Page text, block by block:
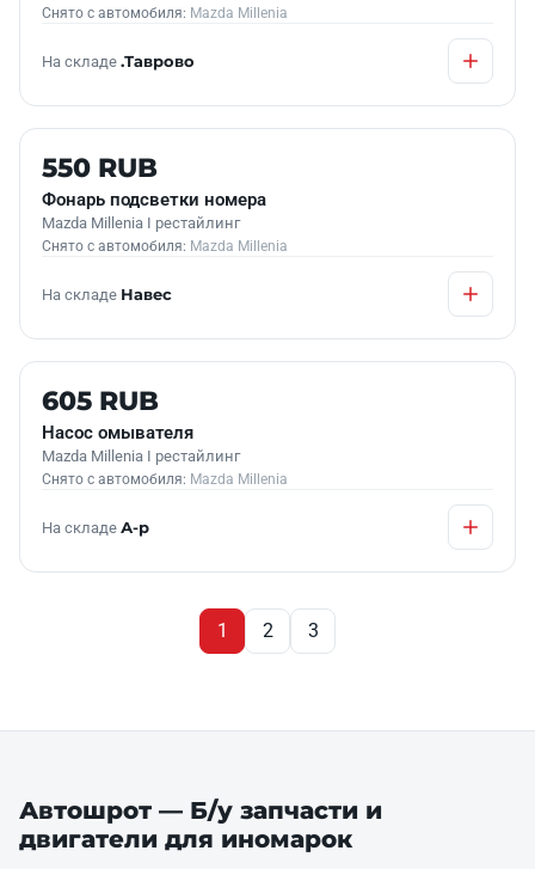
Снято с автомобиля: Mazda Millenia
На складе .Таврово
Б/У В НАЛИЧИИ
550 RUB
Фонарь подсветки номера
Mazda Millenia I рестайлинг
Снято с автомобиля: Mazda Millenia
На складе Навес
Б/У В НАЛИЧИИ
605 RUB
Насос омывателя
Mazda Millenia I рестайлинг
Снято с автомобиля: Mazda Millenia
На складе А-р
1 2 3
Автошрот — Б/у запчасти и
двигатели для иномарок